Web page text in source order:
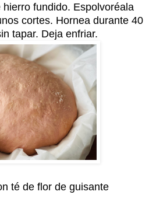
fundido. Espolvoréala
cortes. Hornea durante 40
tapar. Deja enfriar.
té de flor de guisante